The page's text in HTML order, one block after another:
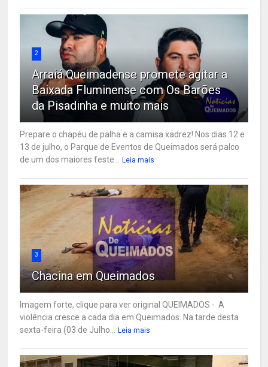
2
Arraiá Queimadense promete agitar a
Baixada Fluminense com Os Barões
da Pisadinha e muito mais
Prepare o chapéu de palha e a camisa xadrez! Nos dias 12 e
13 de julho, o Parque de Eventos de Queimados será palco
de um dos maiores feste...
Leia mais
3
Chacina em Queimados
Imagem forte, clique para ver original QUEIMADOS - A
violência cresce a cada dia em Queimados. Na tarde desta
sexta-feira (03 de Julho...
Leia mais